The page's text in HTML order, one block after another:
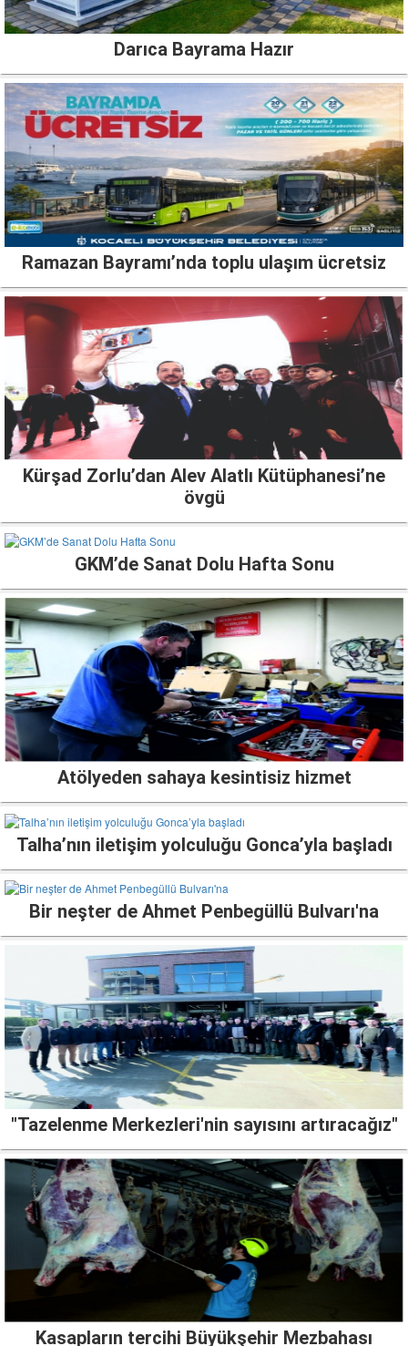
Darıca Bayrama Hazır
Ramazan Bayramı’nda toplu ulaşım ücretsiz
Kürşad Zorlu’dan Alev Alatlı Kütüphanesi’ne
övgü
GKM’de Sanat Dolu Hafta Sonu
Atölyeden sahaya kesintisiz hizmet
Talha’nın iletişim yolculuğu Gonca’yla başladı
Bir neşter de Ahmet Penbegüllü Bulvarı'na
"Tazelenme Merkezleri'nin sayısını artıracağız"
Kasapların tercihi Büyükşehir Mezbahası